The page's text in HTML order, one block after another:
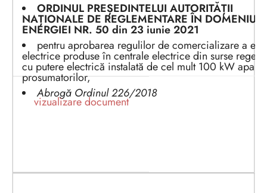
ORDINUL PREȘEDINTELUI AUTORITĂȚII
NAȚIONALE DE REGLEMENTARE ÎN DOMENIUL
ENERGIEI NR. 50 din 23 iunie2021
pentru aprobarea regulilor de comercializare a
electrice produse în centrale electrice din surse
cu putere electrică instalată de cel mult 100 kW
prosumatorilor,
Abrogă Ordinul 226/2018
vizualizare document